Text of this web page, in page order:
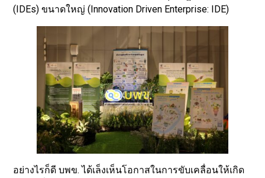
(IDEs) ขนาดใหญ่ (Innovation Driven Enterprise: IDE)
อย่างไรก็ดี บพข. ได้เล็งเห็นโอกาสในการขับเคลื่อนให้เกิด